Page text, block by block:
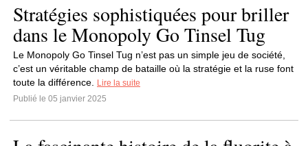
Stratégies sophistiquées pour briller
dans le Monopoly Go Tinsel Tug
Le Monopoly Go Tinsel Tug n’est pas un simple jeu de société,
c’est un véritable champ de bataille où la stratégie et la ruse font
toute la différence.
Lire la suite
Publié le 05 janvier 2025